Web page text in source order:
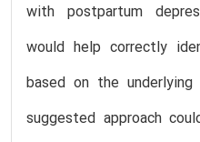
with postpartum
would help correctly
based on the
suggested approach